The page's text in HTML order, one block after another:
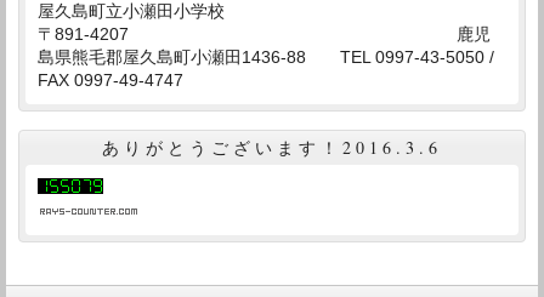
屋久島町立小瀬田小学校
〒891-4207 鹿児
島県熊毛郡屋久島町小瀬田1436-88 TEL 0997-43-5050 /
FAX 0997-49-4747
ありがとうございます！2016.3.6